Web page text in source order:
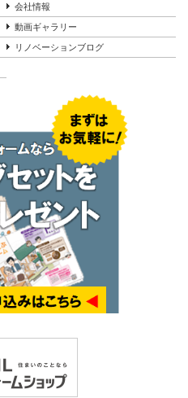
会社情報
動画ギャラリー
リノベーションブログ